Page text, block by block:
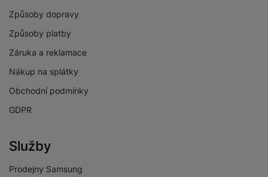
Způsoby dopravy
Způsoby platby
Záruka a reklamace
Nákup na splátky
Obchodní podmínky
GDPR
Služby
Prodejny Samsung